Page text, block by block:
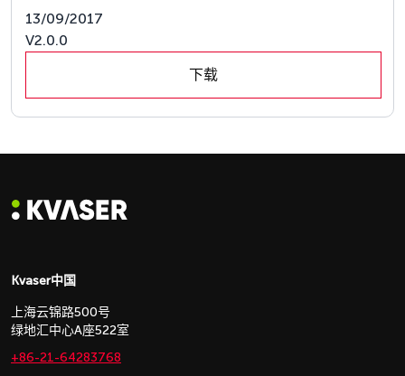
13/09/2017
V2.0.0
下载
Kvaser中国
上海云锦路500号
绿地汇中心A座522室
+86-21-64283768